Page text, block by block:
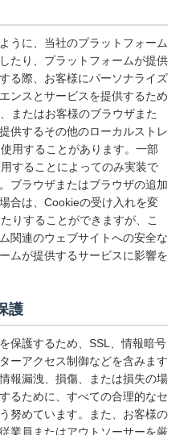
うに、当社のプラットフォーム
たり、プラットフォームが提供
る際、お客様にパーソナライズ
ンスとサービスを提供するため
またはお客様のブラウザまた
供するその他のローカルストレ
用することがあります。一部
することによってのみ実装で
ブラウザまたはブラウザの追加
合は、Cookieの受け入れを変
りすることができますが、こ
関連のウェブサイトへの安全な
ムが提供するサービスに影響を
護
保護するため、SSL、情報暗号
ーアクセス制御などを含みます
報漏洩、損傷、または損失の場
るために、すべての合理的なセ
努めています。また、お客様の
業員またはアウトソーサーを厳